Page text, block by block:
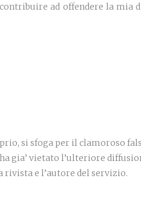
ad offendere la mia
si sfoga per il clamoroso
gia’ vietato l’ulteriore
e l’autore del servizio.